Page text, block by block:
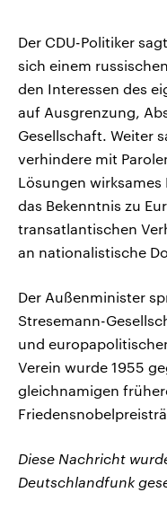
Der CDU-Politiker
sich einem
den Interessen des
auf Ausgrenzung,
Gesellschaft. Weiter
verhindere mit
Lösungen
das Bekenntnis zu
transatlantischen
an nationalistische
Der Außenminister
Stresemann-
und
Verein wurde 1955
gleichnamigen
Diese Nachricht
Deutschlandfunk